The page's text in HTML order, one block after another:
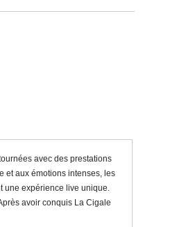
avec des prestations
et aux émotions intenses, les
une expérience live unique.
avoir conquis La Cigale